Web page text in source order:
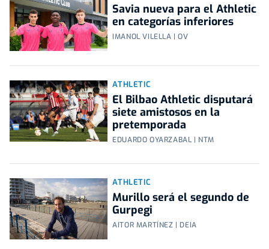
Savia nueva para el Athletic
en categorías inferiores
IMANOL VILELLA | OV
ATHLETIC
El Bilbao Athletic disputará
siete amistosos en la
pretemporada
EDUARDO OYARZABAL | NTM
ATHLETIC
Murillo será el segundo de
Gurpegi
AITOR MARTÍNEZ | DEIA